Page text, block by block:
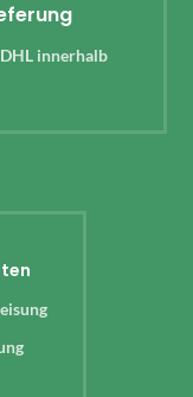
innerhalb